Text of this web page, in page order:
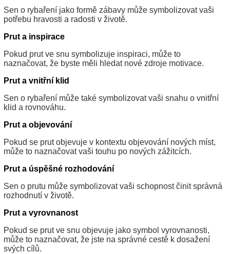
Sen o rybaření jako formě zábavy může symbolizovat vaši
potřebu hravosti a radosti v životě.
Prut a inspirace
Pokud prut ve snu symbolizuje inspiraci, může to
naznačovat, že byste měli hledat nové zdroje motivace.
Prut a vnitřní klid
Sen o rybaření může také symbolizovat vaši snahu o vnitřní
klid a rovnováhu.
Prut a objevování
Pokud se prut objevuje v kontextu objevování nových míst,
může to naznačovat vaši touhu po nových zážitcích.
Prut a úspěšné rozhodování
Sen o prutu může symbolizovat vaši schopnost činit správná
rozhodnutí v životě.
Prut a vyrovnanost
Pokud se prut ve snu objevuje jako symbol vyrovnanosti,
může to naznačovat, že jste na správné cestě k dosažení
svých cílů.